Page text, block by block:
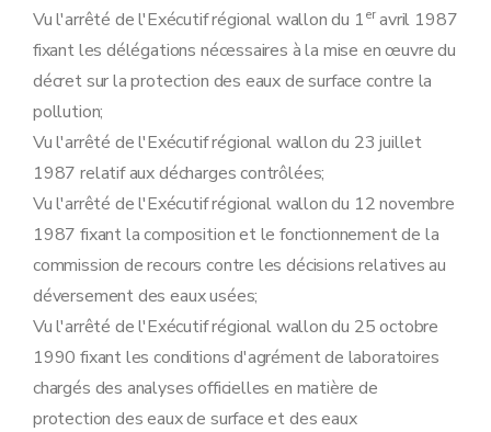
Art. 44
Art. 45
Sous-section 4 Contenu du permis unique
Art. 46
Art. 48
Art. 49
Art. 50
Art. 51
Art. 52
Art. 53
Art. 54
Art. 55
Sous-section 6 Tenue des registres
Art. 56
Art. 57
Art. 58
Section 3 (Dispositions complémentaires relatives aux établissements visés par l'accord de coopération entre l'Etat fédéral, les Régions flamande et wallonne et la Région de Bruxelles-Capitale concernant la maîtrise des dangers liés aux accidents majeurs impliquant des substances dangereuses
Sous-section première Généralités
Vu l'arrêté de l'Exécutif régional wallon du 1eravril 1987
fixant les délégations nécessaires à la mise en œuvre du
décret sur la protection des eaux de surface contre la
pollution;
Vu l'arrêté de l'Exécutif régional wallon du 23 juillet
1987 relatif aux décharges contrôlées;
Vu l'arrêté de l'Exécutif régional wallon du 12 novembre
1987 fixant la composition et le fonctionnement de la
commission de recours contre les décisions relatives au
déversement des eaux usées;
Vu l'arrêté de l'Exécutif régional wallon du 25 octobre
1990 fixant les conditions d'agrément de laboratoires
chargés des analyses officielles en matière de
protection des eaux de surface et des eaux